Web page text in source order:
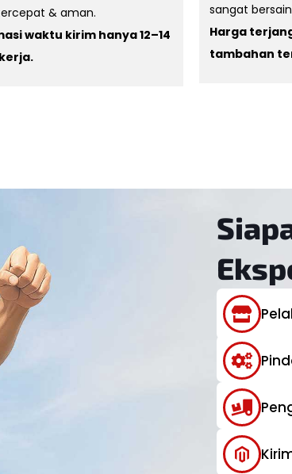
& aman.
waktu kirim hanya 12–14
sangat
Harga
tambahan